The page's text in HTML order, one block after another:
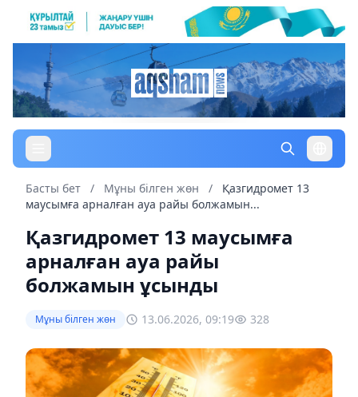
Басты бет / Мұны білген жөн /
Қазгидромет 13
маусымға арналған ауа райы болжамын...
Қазгидромет 13 маусымға
арналған ауа райы
болжамын ұсынды
Мұны білген жөн 13.06.2026, 09:19 328